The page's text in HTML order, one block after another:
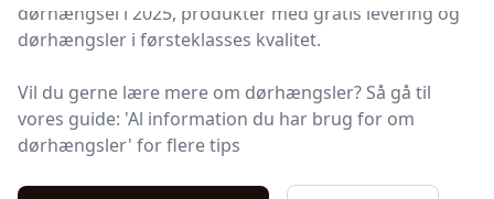
dørhængsel i 2025, produkter med gratis levering og
dørhængsler i førsteklasses kvalitet.
Vil du gerne lære mere om dørhængsler? Så gå til
vores guide: 'Al information du har brug for om
dørhængsler' for flere tips